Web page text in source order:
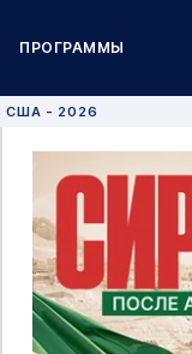
ПРОГРАММЫ
- 2026